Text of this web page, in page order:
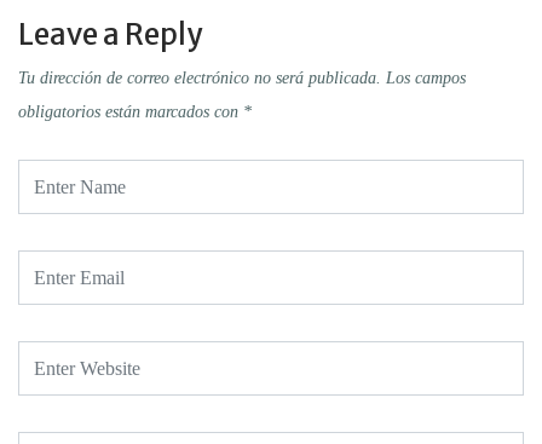
Leave a Reply
Tu dirección de correo electrónico no será publicada. Los campos
obligatorios están marcados con *